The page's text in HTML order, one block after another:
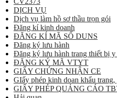
DỊCH VỤ
Dịch vụ làm hồ sơ thầu trọn gói
Đăng kí kinh doanh
ĐĂNG KÍ MÃ SỐ DUNS
Đăng ký lưu hành
Đăng ký lưu hành trang thiết bị
ĐĂNG KÝ MÃ VTYT
GIẤY CHỨNG NHẬN CE
GIấy phép kinh doan khẩu
GIẤY PHÉP QUẢNG CÁO